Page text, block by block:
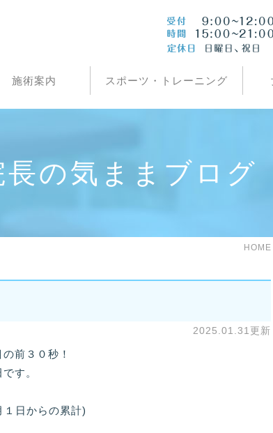
施術案内 スポーツ・トレーニング
長の気ままブログ
HOME
2025.01.31更新
前３０秒！
す。
日からの累計)